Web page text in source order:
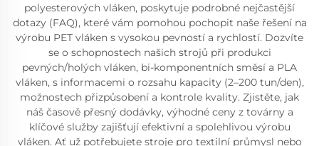
polyesterových vláken, poskytuje podrobné nejčastější
dotazy (FAQ), které vám pomohou pochopit naše řešení na
výrobu PET vláken s vysokou pevností a rychlostí. Dozvíte
se o schopnostech našich strojů při produkci
pevných/holých vláken, bi-komponentních směsí a PLA
vláken, s informacemi o rozsahu kapacity (2–200 tun/den),
možnostech přizpůsobení a kontrole kvality. Zjistěte, jak
náš časově přesný dodávky, výhodné ceny z továrny a
klíčové služby zajišťují efektivní a spolehlivou výrobu
vláken. Ať už potřebujete stroje pro textilní průmysl nebo